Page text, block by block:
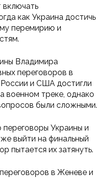
как Украина достичь
перемирию и
Владимира
переговоров в
и США достигли
военном треке, однако
были сложными.
переговоры Украины и
выйти на финальный
пытается их затянуть.
в Женеве и